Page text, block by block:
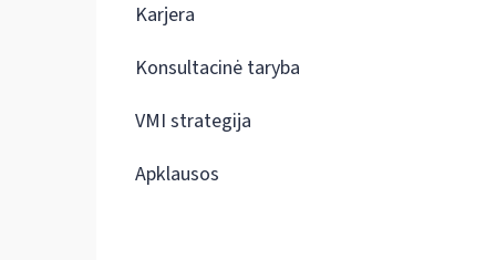
Karjera
Konsultacinė taryba
VMI strategija
Apklausos